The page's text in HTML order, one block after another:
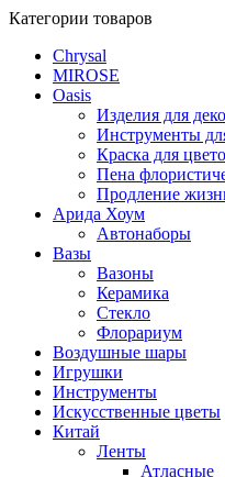
Категории товаров
Chrysal
MIROSE
Oasis
Изделия для
Инструменты
Краска для
Пена
Продление
Арида Хоум
Автонаборы
Вазы
Вазоны
Керамика
Стекло
Флорариум
Воздушные шары
Игрушки
Инструменты
Искусственные цветы
Китай
Ленты
Атласные